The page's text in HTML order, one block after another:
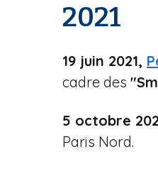
2021
19 juin 2021,
cadre des
5 octobre
Paris Nord.